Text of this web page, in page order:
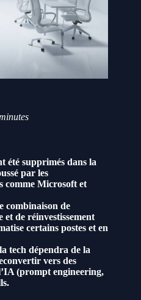
été supprimés dans la
par les
comme Microsoft et
combinaison de
et de réinvestissement
certains postes et en
tech dépendra de la
vers des
(prompt engineering,